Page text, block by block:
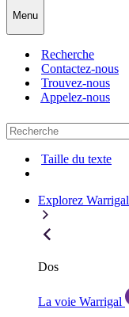
Menu
Recherche
Contactez-nous
Trouvez-nous
Appelez-nous
Rechercher:
Taille du texte
Explorez Warrigal
Dos
La voie Warrigal